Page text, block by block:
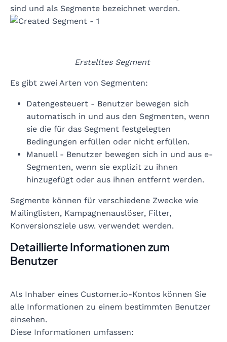
sind und als Segmente bezeichnet werden.
Erstelltes Segment
Es gibt zwei Arten von Segmenten:
Datengesteuert - Benutzer bewegen sich
automatisch in und aus den Segmenten, wenn
sie die für das Segment festgelegten
Bedingungen erfüllen oder nicht erfüllen.
Manuell - Benutzer bewegen sich in und aus e-
Segmenten, wenn sie explizit zu ihnen
hinzugefügt oder aus ihnen entfernt werden.
Segmente können für verschiedene Zwecke wie
Mailinglisten, Kampagnenauslöser, Filter,
Konversionsziele usw. verwendet werden.
Detaillierte Informationen zum
Benutzer
Als Inhaber eines Customer.io-Kontos können Sie
alle Informationen zu einem bestimmten Benutzer
einsehen.
Diese Informationen umfassen: